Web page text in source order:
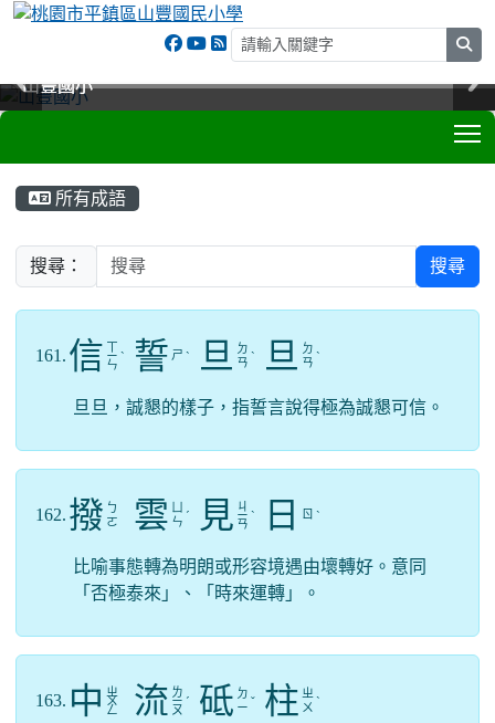
山豐國小
山豐國小
山豐國小
山豐國小
所有成語
搜尋： 搜尋
161. 信 ㄧ
ㄣ
ˋ 誓 ㄕ ˋ 旦 ㄉ
ㄢ ˋ 旦 ㄉ
ㄢ ˋ
旦旦，誠懇的樣子，指誓言說得極為誠懇可信。
162. 撥 ㄅ
ㄛ
雲 ㄣ ˊ 見 ㄐ
ㄧ
ㄢ
ˋ 日 ㄖ ˋ
比喻事態轉為明朗或形容境遇由壞轉好。意同
「否極泰來」、「時來運轉」。
163. 中 ㄓ
ㄨ
ㄥ 流 ㄌ
ㄧ
ㄡ
ˊ 砥 ㄉ
ㄧ ˇ 柱 ㄓ
ㄨ ˋ